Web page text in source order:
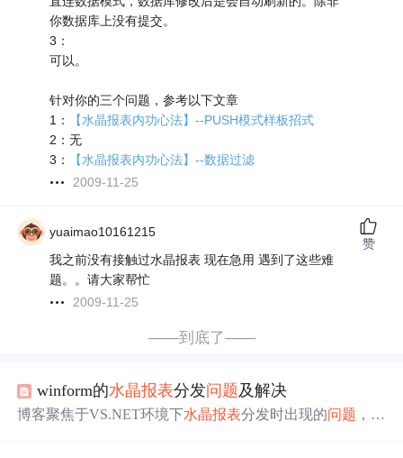
你数据库上没有提交。
3：
可以。
针对你的三个问题，参考以下文章
1：
【水晶报表内功心法】--PUSH模式样板招式
2：无
3：
【水晶报表内功心法】--数据过滤
2009-11-25
yuaimao10161215
我之前没有接触过水晶报表 现在急用 遇到了这些难
题。。请大家帮忙
2009-11-25
赞
——到底了——
winform的水晶报表分发问题及解决
博客聚焦于VS.NET环境下水晶报表分发时出现的问题 ，并